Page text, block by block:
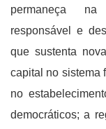
permaneça na
responsável e
que sustenta
capital no sistema
no
democráticos; a